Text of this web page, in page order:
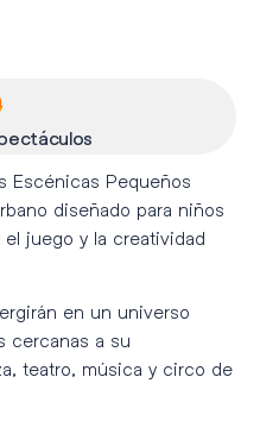
Escénicas Pequeños
diseñado para niños
juego y la creatividad
en un universo
cercanas a su
teatro, música y circo de